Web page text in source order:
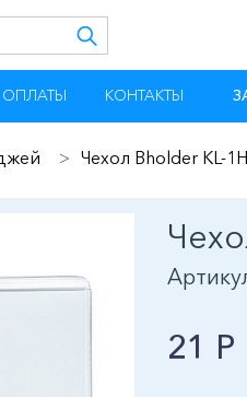
КОНТАКТЫ
Чехол Bholder КL-
21 Р